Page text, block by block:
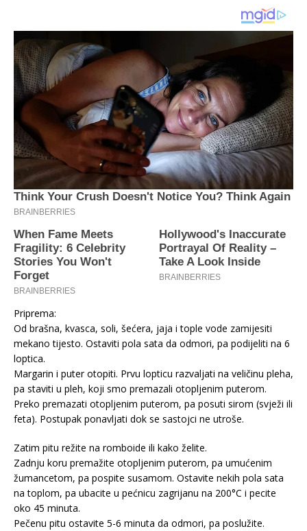
Priprema:
Od brašna, kvasca, soli, šećera, jaja i tople vode zamijesiti
mekano tijesto. Ostaviti pola sata da odmori, pa podijeliti na 6
loptica.
Margarin i puter otopiti. Prvu lopticu razvaljati na veličinu pleha,
pa staviti u pleh, koji smo premazali otopljenim puterom.
Preko premazati otopljenim puterom, pa posuti sirom (svježi ili
feta). Postupak ponavljati dok se sastojci ne utroše.
Zatim pitu režite na romboide ili kako želite.
Zadnju koru premažite otopljenim puterom, pa umućenim
žumancetom, pa pospite susamom. Ostavite nekih pola sata
na toplom, pa ubacite u pećnicu zagrijanu na 200°C i pecite
oko 45 minuta.
Pečenu pitu ostavite 5-6 minuta da odmori, pa poslužite.